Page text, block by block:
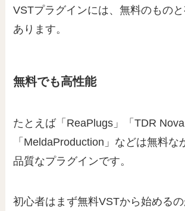
VSTプラグインには、無料のもの
あります。
無料でも高性能
たとえば「ReaPlugs」「TDR Nova
「MeldaProduction」などは無料な
品質なプラグインです。
初心者はまず無料VSTから始める